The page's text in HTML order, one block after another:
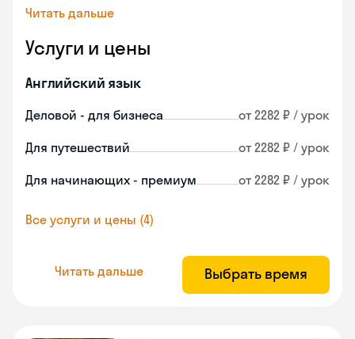
Читать дальше
Услуги и цены
Английский язык
Деловой - для бизнеса от 2282 ₽ / урок
Для путешествий от 2282 ₽ / урок
Для начинающих - премиум от 2282 ₽ / урок
Все услуги и цены (4)
Читать дальше Выбрать время